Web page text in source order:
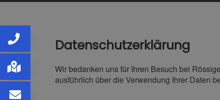
Datenschutzerklärung
Wir bedanken uns für Ihren Besuch bei
ausführlich über die Verwendung Ihrer Daten